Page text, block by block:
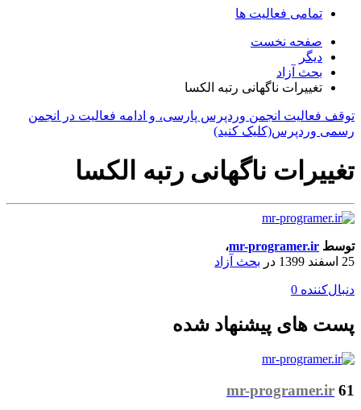
تمامی فعالیت ها
صفحه نخست
دیگر
بحث آزاد
تغییرات ناگهانی رتبه الکسا
توقف فعالیت انجمن وردپرس پارسی، و ادامه فعالیت در انجمن
رسمی وردپرس(کلیک کنید)
تغییرات ناگهانی رتبه الکسا
توسط mr-programer.ir،
25 اسفند 1399
در بحث آزاد
دنبال‌کننده 0
پست های پیشنهاد شده
mr-programer.ir 61